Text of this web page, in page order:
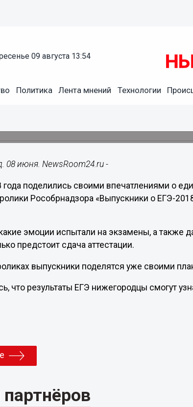
09 августа 13:54
Политика Лента мнений Технологии
08 июня. NewsRoom24.ru -
года поделились своими впечатлениями о
Рособрнадзора «Выпускники о ЕГЭ-
эмоции испытали на экзамены, а также
предстоит сдача аттестации.
выпускники поделятся уже своими
что результаты ЕГЭ нижегородцы смогут